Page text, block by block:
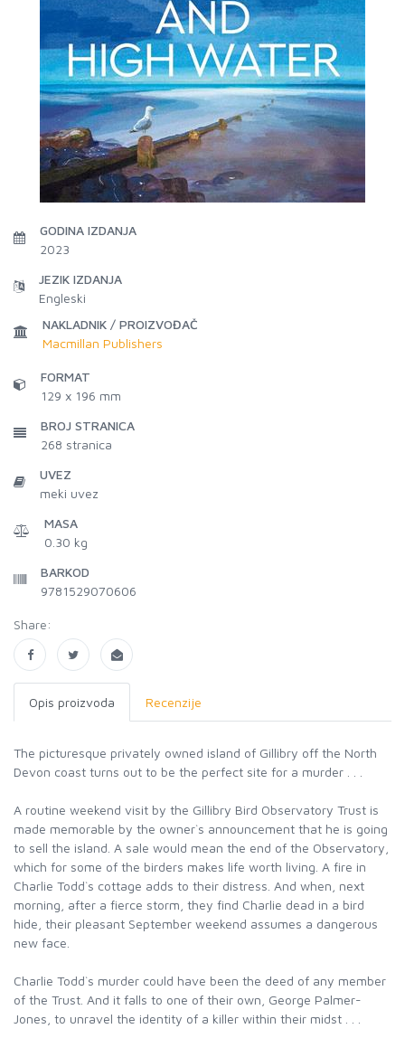
GODINA IZDANJA
2023
JEZIK IZDANJA
Engleski
NAKLADNIK / PROIZVOĐAČ
Macmillan Publishers
FORMAT
129 x 196 mm
BROJ STRANICA
268 stranica
UVEZ
meki uvez
MASA
0.30 kg
BARKOD
9781529070606
Share:
Opis proizvoda Recenzije
The picturesque privately owned island of Gillibry off the North
Devon coast turns out to be the perfect site for a murder . . .
A routine weekend visit by the Gillibry Bird Observatory Trust is
made memorable by the owner`s announcement that he is going
to sell the island. A sale would mean the end of the Observatory,
which for some of the birders makes life worth living. A fire in
Charlie Todd`s cottage adds to their distress. And when, next
morning, after a fierce storm, they find Charlie dead in a bird
hide, their pleasant September weekend assumes a dangerous
new face.
Charlie Todd`s murder could have been the deed of any member
of the Trust. And it falls to one of their own, George Palmer-
Jones, to unravel the identity of a killer within their midst . . .